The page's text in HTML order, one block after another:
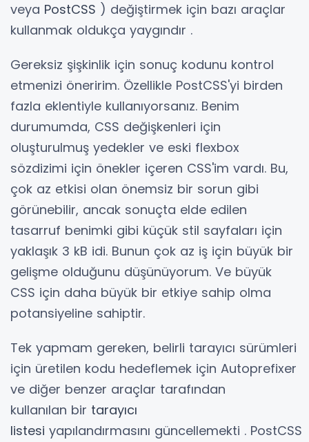
veya PostCSS ) değiştirmek için bazı araçlar
kullanmak oldukça yaygındır .
Gereksiz şişkinlik için sonuç kodunu kontrol
etmenizi öneririm. Özellikle PostCSS'yi birden
fazla eklentiyle kullanıyorsanız. Benim
durumumda, CSS değişkenleri için
oluşturulmuş yedekler ve eski flexbox
sözdizimi için önekler içeren CSS'im vardı. Bu,
çok az etkisi olan önemsiz bir sorun gibi
görünebilir, ancak sonuçta elde edilen
tasarruf benimki gibi küçük stil sayfaları için
yaklaşık 3 kB idi. Bunun çok az iş için büyük bir
gelişme olduğunu düşünüyorum. Ve büyük
CSS için daha büyük bir etkiye sahip olma
potansiyeline sahiptir.
Tek yapmam gereken, belirli tarayıcı sürümleri
için üretilen kodu hedeflemek için Autoprefixer
ve diğer benzer araçlar tarafından
kullanılan bir tarayıcı
listesi yapılandırmasını güncellemekti . PostCSS